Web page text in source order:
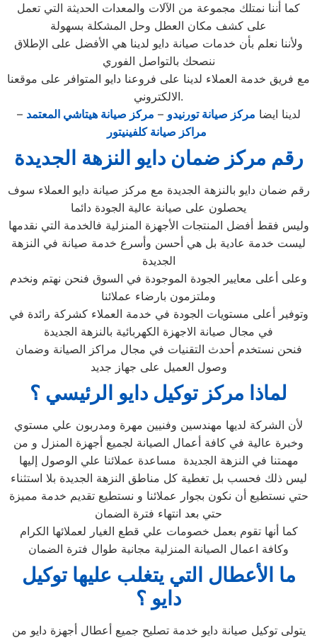
كما أننا نمتلك مجموعة من الآلات والمعدات الحديثة التي تعمل
على كشف مكان العطل وحل المشكلة بسهولة
ولأننا نعلم بأن خدمات صيانة دايو لدينا هي الأفضل على الإطلاق
ننصحك بالتواصل الفوري
مع فريق خدمة العملاء لدينا على فروعنا دايو المتوافر على موقعنا
الالكتروني.
لدينا ايضا مركز صيانة تورنيدو – مركز صيانة هيتاشي المعتمد –
مراكز صيانة كلفينيتور
رقم مركز ضمان دايو النزهة الجديدة
رقم ضمان دايو بالنزهة الجديدة مع مركز صيانة دايو العملاء سوف
يحصلون على صيانة عالية الجودة دائما
وليس فقط أفضل المنتجات الأجهزة المنزلية فالخدمة التي نقدمها
ليست خدمة عادية بل هي أحسن وأسرع خدمة صيانة في النزهة
الجديدة
وعلى أعلى معايير الجودة الموجودة في السوق فنحن نهتم ونخدم
وملتزمون بارضاء عملائنا
وتوفير أعلى مستويات الجودة في خدمة العملاء كشركة رائدة في
في مجال صيانة الاجهزة الكهربائية بالنزهة الجديدة
فنحن نستخدم أحدث التقنيات في مجال مراكز الصيانة وضمان
وصول العميل على جهاز جديد
لماذا مركز توكيل دايو الرئيسي ؟
لأن الشركة لديها مهندسين وفنيين مهرة ومدربون علي مستوي
وخبرة عالية في كافة أعمال الصيانة لجميع أجهزة المنزل و من
مهمتنا في النزهة الجديدة مساعدة عملائنا علي الوصول إليها
ليس ذلك فحسب بل تغطية كل مناطق النزهة الجديدة بلا استثناء
حتي نستطيع أن نكون بجوار عملائنا و نستطيع تقديم خدمة مميزة
حتي بعد انتهاء فترة الضمان
كما أنها تقوم بعمل خصومات علي قطع الغيار لعملائها الكرام
وكافة اعمال الصيانة المنزلية مجانية طوال فترة الضمان
ما الأعطال التي يتغلب عليها توكيل
دايو ؟
يتولى توكيل صيانة دايو خدمة تصليح جميع أعطال أجهزة دايو من